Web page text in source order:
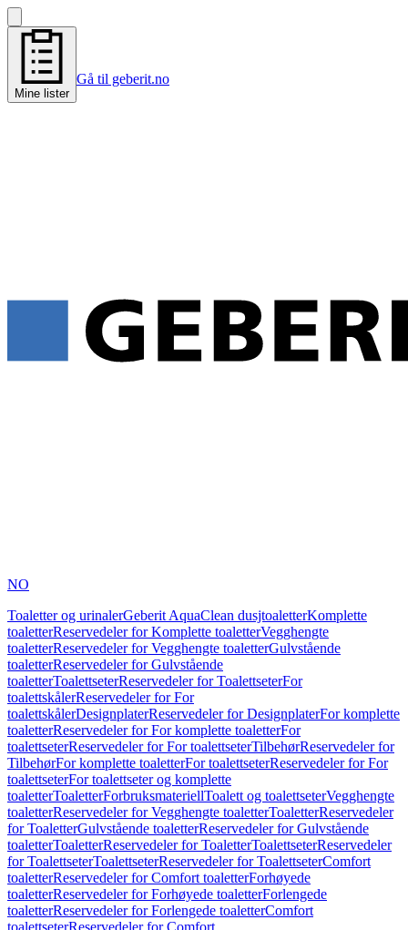
Mine lister
Gå til geberit.no
NO
Toaletter og urinalerGeberit AquaClean dusjtoaletterKomplette
toaletterReservedeler for Komplette toaletterVegghengte
toaletterReservedeler for Vegghengte toaletterGulvstående
toaletterReservedeler for Gulvstående
toaletterToalettseterReservedeler for ToalettseterFor
toalettskålerReservedeler for For
toalettskålerDesignplaterReservedeler for DesignplaterFor komplette
toaletterReservedeler for For komplette toaletterFor
toalettseterReservedeler for For toalettseterTilbehørReservedeler for
TilbehørFor komplette toaletterFor toalettseterReservedeler for For
toalettseterFor toalettseter og komplette
toaletterToaletterForbruksmateriellToalett og toalettseterVegghengte
toaletterReservedeler for Vegghengte toaletterToaletterReservedeler
for ToaletterGulvstående toaletterReservedeler for Gulvstående
toaletterToaletterReservedeler for ToaletterToalettseterReservedeler
for ToalettseterToalettseterReservedeler for ToalettseterComfort
toaletterReservedeler for Comfort toaletterForhøyede
toaletterReservedeler for Forhøyede toaletterForlengede
toaletterReservedeler for Forlengede toaletterComfort
toalettseterReservedeler for Comfort